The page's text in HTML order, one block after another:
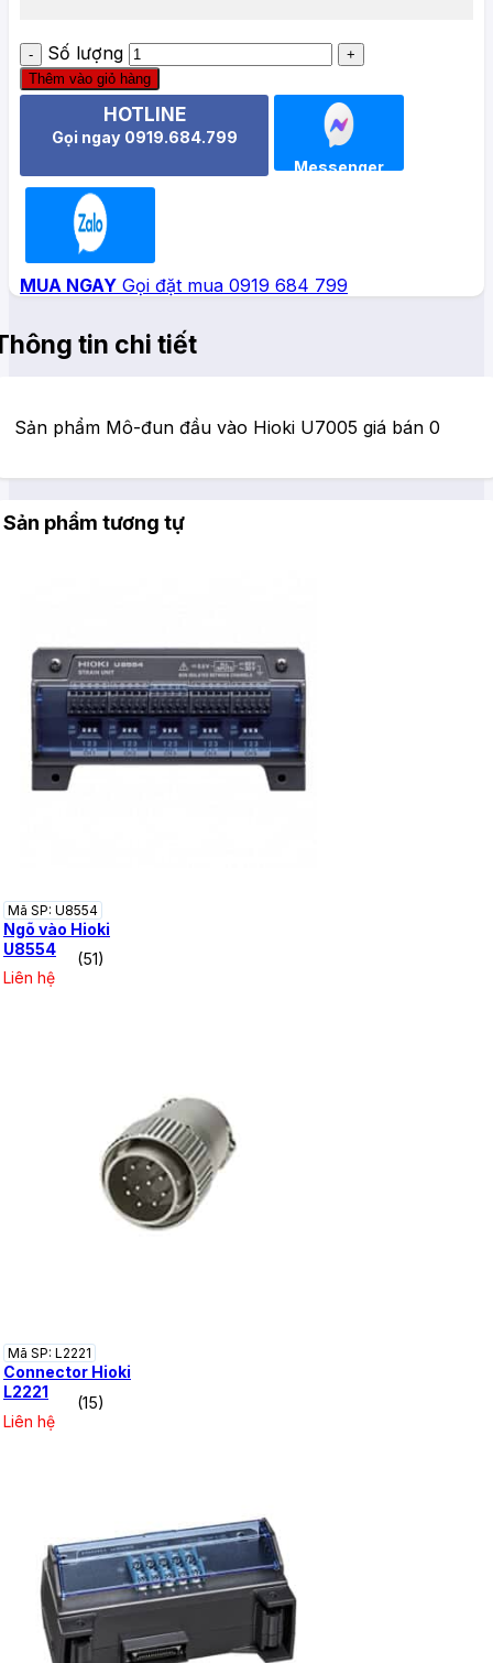
Số lượng
Thêm vào giỏ hàng
HOTLINE
Gọi ngay 0919.684.799
Messenger
MUA NGAY Gọi đặt mua 0919 684 799
tin chi tiết
Sản phẩm Mô-đun đầu vào Hioki U7005 giá bán 0
Sản phẩm tương tự
Mã SP: U8554
Ngõ vào Hioki
U8554
(51)
Liên hệ
Mã SP: L2221
Connector Hioki
L2221
(15)
Liên hệ